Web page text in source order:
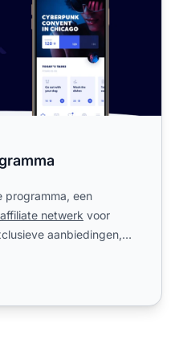
programma, een
affiliate netwerk voor
aanbiedingen,